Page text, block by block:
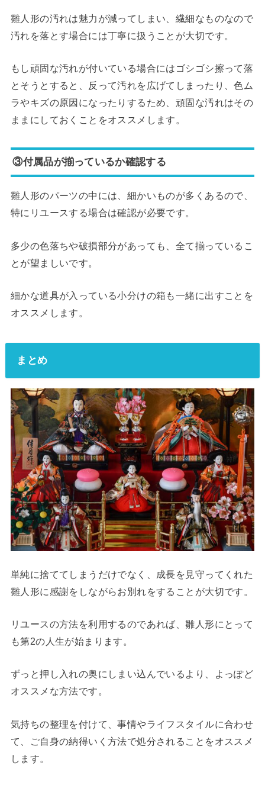
雛人形の汚れは魅力が減ってしまい、繊細なものなので
汚れを落とす場合には丁寧に扱うことが大切です。
もし頑固な汚れが付いている場合にはゴシゴシ擦って落
とそうとすると、反って汚れを広げてしまったり、色ム
ラやキズの原因になったりするため、頑固な汚れはその
ままにしておくことをオススメします。
③付属品が揃っているか確認する
雛人形のパーツの中には、細かいものが多くあるので、
特にリユースする場合は確認が必要です。
多少の色落ちや破損部分があっても、全て揃っているこ
とが望ましいです。
細かな道具が入っている小分けの箱も一緒に出すことを
オススメします。
まとめ
単純に捨ててしまうだけでなく、成長を見守ってくれた
雛人形に感謝をしながらお別れをすることが大切です。
リユースの方法を利用するのであれば、雛人形にとって
も第2の人生が始まります。
ずっと押し入れの奥にしまい込んでいるより、よっぽど
オススメな方法です。
気持ちの整理を付けて、事情やライフスタイルに合わせ
て、ご自身の納得いく方法で処分されることをオススメ
します。